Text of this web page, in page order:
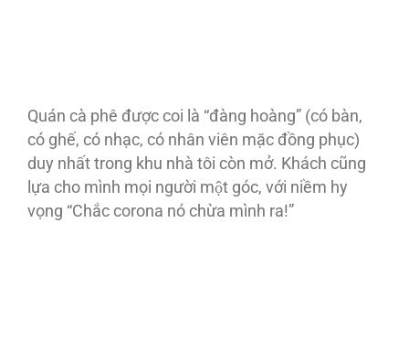
Quán cà phê được coi là “đàng hoàng” (có bàn,
có ghế, có nhạc, có nhân viên mặc đồng phục)
duy nhất trong khu nhà tôi còn mở. Khách cũng
lựa cho mình mọi người một góc, với niềm hy
vọng “Chắc corona nó chừa mình ra!”